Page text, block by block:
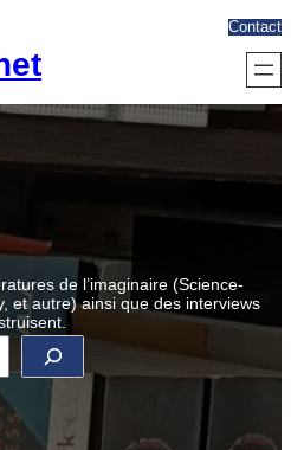
Contact
de l’imaginaire (Science-
et autre) ainsi que des interviews